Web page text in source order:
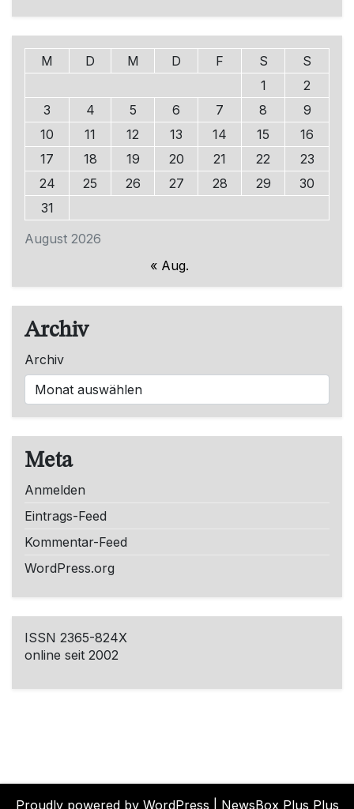
August 2026
M D M D F S
S
1
2
3
4 5 6 7 8
9
10
11 12 13 14 15
16
17
18 19 20 21 22
23
24
25 26 27 28 29
30
31
« Aug.
Archiv
Archiv
Meta
Anmelden
Eintrags-Feed
Kommentar-Feed
WordPress.org
ISSN 2365-824X
online seit 2002
Proudly powered by WordPress NewsBox Plus Plus